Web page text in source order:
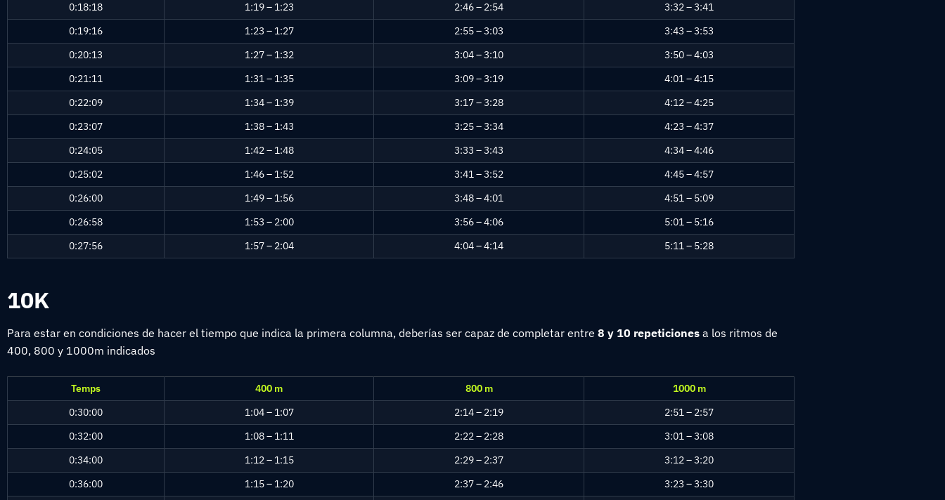
0:18:18
1:19 – 1:23 2:46 – 2:54
3:32 – 3:41
0:19:16
1:23 – 1:27 2:55 – 3:03
3:43 – 3:53
0:20:13
1:27 – 1:32 3:04 – 3:10
3:50 – 4:03
0:21:11
1:31 – 1:35 3:09 – 3:19
4:01 – 4:15
0:22:09
1:34 – 1:39 3:17 – 3:28
4:12 – 4:25
0:23:07
1:38 – 1:43 3:25 – 3:34
4:23 – 4:37
0:24:05
1:42 – 1:48 3:33 – 3:43
4:34 – 4:46
0:25:02
1:46 – 1:52 3:41 – 3:52
4:45 – 4:57
0:26:00
1:49 – 1:56 3:48 – 4:01
4:51 – 5:09
0:26:58
1:53 – 2:00 3:56 – 4:06
5:01 – 5:16
0:27:56
1:57 – 2:04 4:04 – 4:14 5:11 – 5:28
10K
Para estar en condiciones de hacer el tiempo que indica la primera columna, deberías ser capaz de completar entre 8 y 10 repeticiones a los ritmos de
400, 800 y 1000m indicados
Temps 400 m 800 m
1000 m
0:30:00
1:04 – 1:07 2:14 – 2:19
2:51 – 2:57
0:32:00
1:08 – 1:11 2:22 – 2:28
3:01 – 3:08
0:34:00
1:12 – 1:15 2:29 – 2:37
3:12 – 3:20
0:36:00
1:15 – 1:20 2:37 – 2:46
3:23 – 3:30